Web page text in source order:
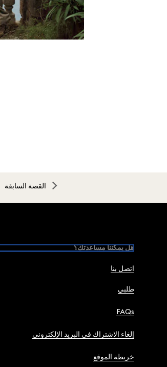
القصة السابقة
Footer
هل يمكننا مساعدتك؟
اتصل بنا
طلبي
FAQs
إلغاء الاشتراك في البريد الإلكتروني
خريطة الموقع